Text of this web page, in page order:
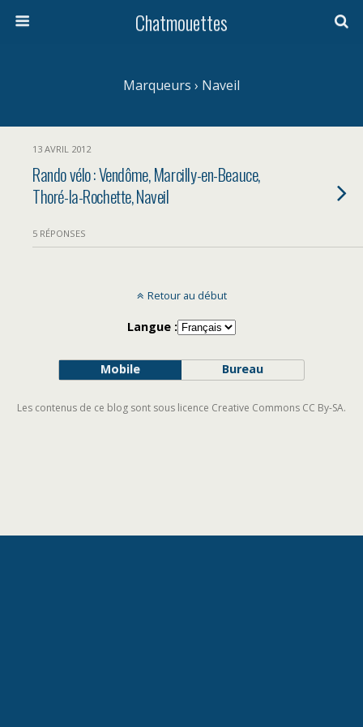
Chatmouettes
Marqueurs › Naveil
13 AVRIL 2012
Rando vélo : Vendôme, Marcilly-en-Beauce,
Thoré-la-Rochette, Naveil
5 RÉPONSES
Retour au début
Langue :
Mobile Bureau
Les contenus de ce blog sont sous licence Creative Commons CC By-SA.